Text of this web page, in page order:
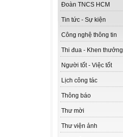
Đoàn TNCS HCM
Tin tức - Sự kiện
Công nghệ thông tin
Thi đua - Khen thưởng
Người tốt - Việc tốt
Lịch công tác
Thông báo
Thư mời
Thư viện ảnh